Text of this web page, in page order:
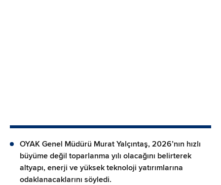
OYAK Genel Müdürü Murat Yalçıntaş, 2026’nın hızlı
büyüme değil toparlanma yılı olacağını belirterek
altyapı, enerji ve yüksek teknoloji yatırımlarına
odaklanacaklarını söyledi.